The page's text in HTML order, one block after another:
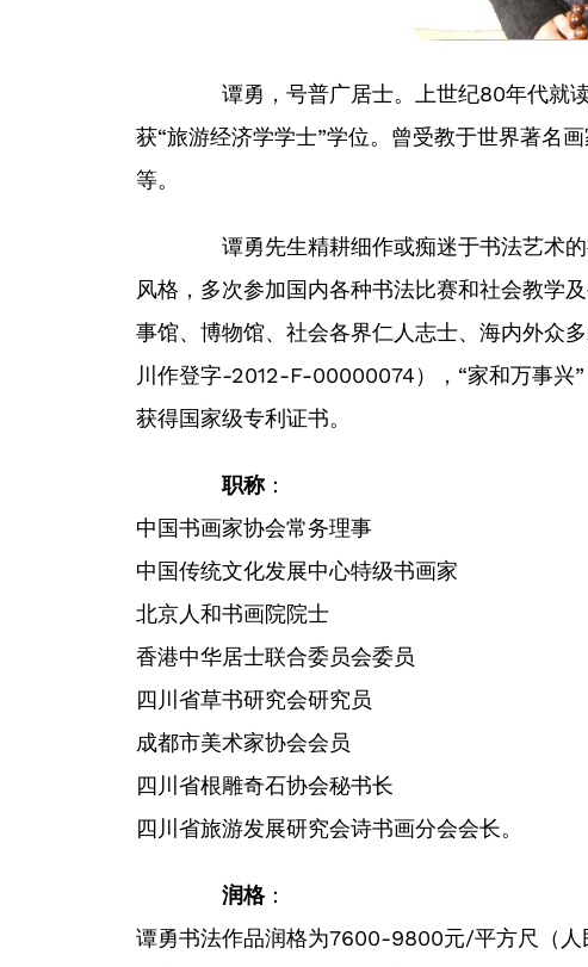
谭勇，号普广居士。上世纪80年代就
获“旅游经济学学士”学位。曾受教于世界著名
等。
谭勇先生精耕细作或痴迷于书法艺术的
风格，多次参加国内各种书法比赛和社会教学
事馆、博物馆、社会各界仁人志士、海内外众
川作登字-2012-F-00000074），“家和万事
获得国家级专利证书。
职称：
中国书画家协会常务理事
中国传统文化发展中心特级书画家
北京人和书画院院士
香港中华居士联合委员会委员
四川省草书研究会研究员
成都市美术家协会会员
四川省根雕奇石协会秘书长
四川省旅游发展研究会诗书画分会会长。
润格：
谭勇书法作品润格为7600-9800元/平方尺（人